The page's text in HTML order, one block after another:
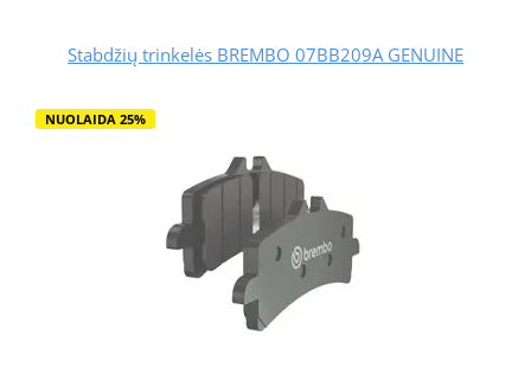
Stabdžių trinkelės BREMBO 07BB209A GENUINE
NUOLAIDA 25%